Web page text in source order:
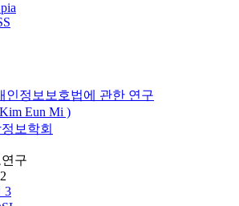
인정보보호법에 관한 연구
Eun Mi )
보학회
구
3